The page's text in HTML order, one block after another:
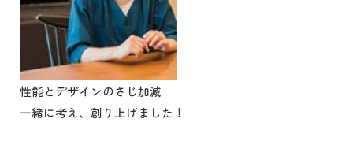
性能とデザインのさじ加減
一緒に考え、創り上げました！